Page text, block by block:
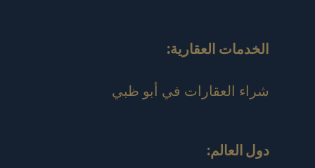
الخدمات العقارية:
شراء العقارات في أبو ظبي
دول العالم: